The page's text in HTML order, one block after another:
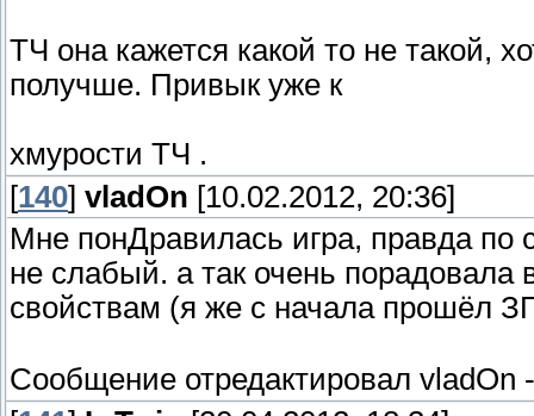
ТЧ она кажется какой то не такой,
получше. Привык уже к
хмурости ТЧ .
[140] vladOn [10.02.2012, 20:36]
Мне понДравилась игра, правда
не слабый. а так очень порадовала
свойствам (я же с начала прошёл
Сообщение отредактировал vladOn